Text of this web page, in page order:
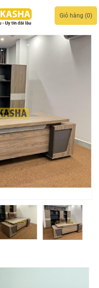
Giỏ hàng (0)